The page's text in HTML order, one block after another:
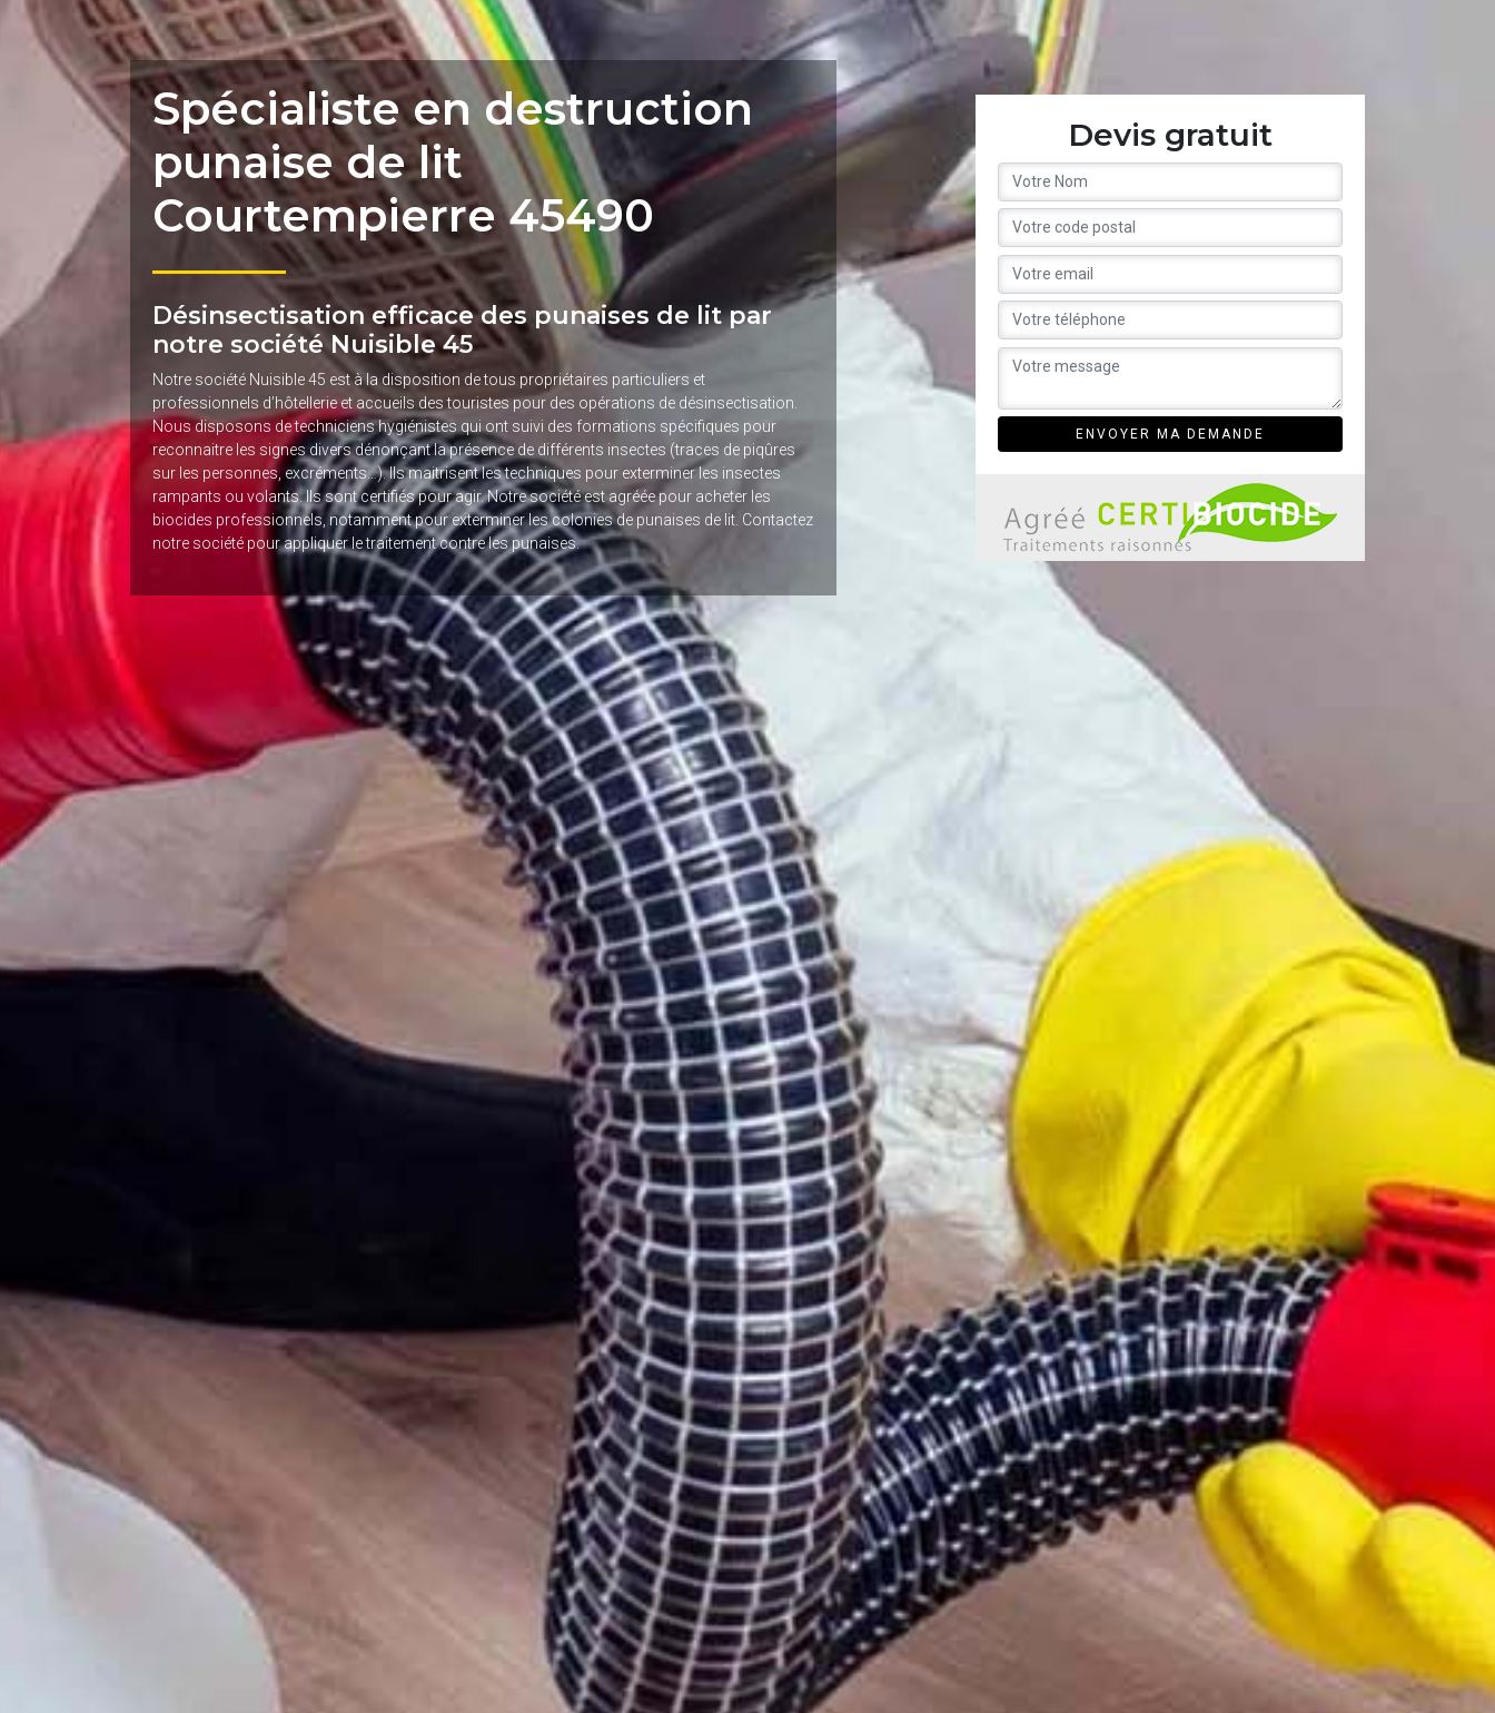
Spécialiste en destruction
punaise de lit
Courtempierre 45490
Désinsectisation efficace des punaises de lit par
notre société Nuisible 45
Notre société Nuisible 45 est à la disposition de tous propriétaires particuliers et
professionnels d’hôtellerie et accueils des touristes pour des opérations de désinsectisation.
Nous disposons de techniciens hygiénistes qui ont suivi des formations spécifiques pour
reconnaitre les signes divers dénonçant la présence de différents insectes (traces de piqûres
sur les personnes, excréments…). Ils maitrisent les techniques pour exterminer les insectes
rampants ou volants. Ils sont certifiés pour agir. Notre société est agréée pour acheter les
biocides professionnels, notamment pour exterminer les colonies de punaises de lit. Contactez
notre société pour appliquer le traitement contre les punaises.
Devis gratuit